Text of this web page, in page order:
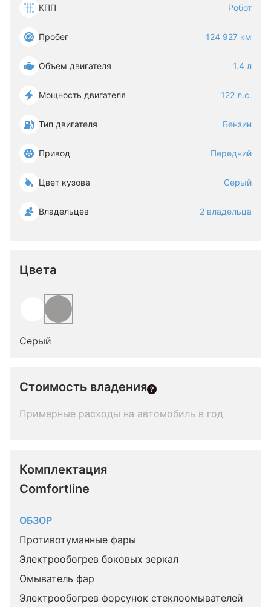
КПП Робот
Пробег 124 927 км
Объем двигателя 1.4 л
Мощность двигателя 122 л.с.
Тип двигателя Бензин
Привод Передний
Цвет кузова Серый
Владельцев 2 владельца
Цвета
Серый
Стоимость владения
Примерные расходы на автомобиль в год
Комплектация
Comfortline
ОБЗОР
Противотуманные фары
Электрообогрев боковых зеркал
Омыватель фар
Электрообогрев форсунок стеклоомывателей